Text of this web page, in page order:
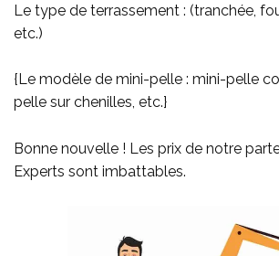
Le type de terrassement : (tranchée,
etc.)
{Le modèle de mini-pelle : mini-pelle
pelle sur chenilles, etc.}
Bonne nouvelle ! Les prix de notre
Experts sont imbattables.